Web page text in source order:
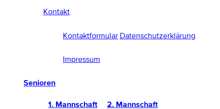
Kontakt
Kontaktformular Datenschutzerklärung
Impressum
Senioren
1. Mannschaft 2. Mannschaft